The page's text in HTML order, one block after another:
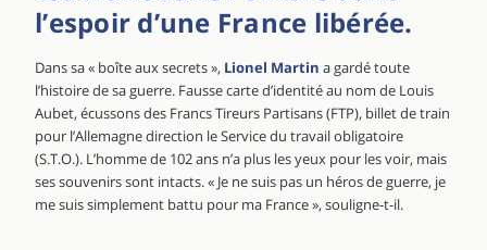
l’espoir d’une France libérée.
Dans sa « boîte aux secrets », Lionel Martin a gardé toute
l’histoire de sa guerre. Fausse carte d’identité au nom de Louis
Aubet, écussons des Francs Tireurs Partisans (FTP), billet de train
pour l’Allemagne direction le Service du travail obligatoire
(S.T.O.). L’homme de 102 ans n’a plus les yeux pour les voir, mais
ses souvenirs sont intacts. « Je ne suis pas un héros de guerre, je
me suis simplement battu pour ma France », souligne-t-il.